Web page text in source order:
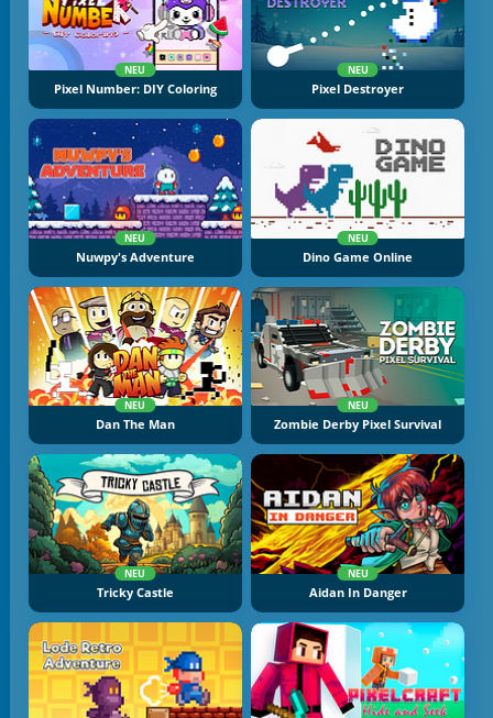
NEU
Pixel Number: DIY Coloring
NEU
Pixel Destroyer
NEU
Nuwpy's Adventure
NEU
Dino Game Online
NEU
Dan The Man
NEU
Zombie Derby Pixel Survival
NEU
Tricky Castle
NEU
Aidan In Danger